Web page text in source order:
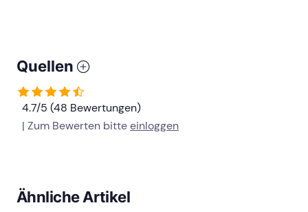
Quellen
4.7/5 (48 Bewertungen)
| Zum Bewerten bitteeinloggen
Ähnliche Artikel